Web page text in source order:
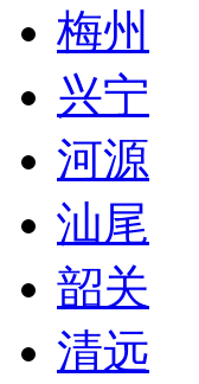
梅州
兴宁
河源
汕尾
韶关
清远